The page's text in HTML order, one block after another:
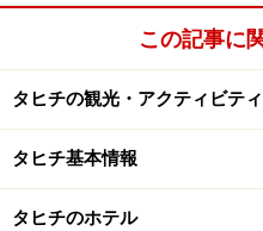
この記事に
タヒチの観光・アクティビティ
タヒチ基本情報
タヒチのホテル